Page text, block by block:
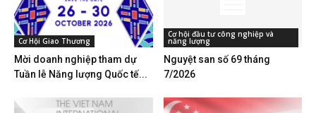
Cơ Hội Giao Thương
Mời doanh nghiệp tham dự
Tuần lễ Năng lượng Quốc tế...
Cơ hội đầu tư công nghiệp và
năng lượng
Nguyệt san số 69 tháng
7/2026